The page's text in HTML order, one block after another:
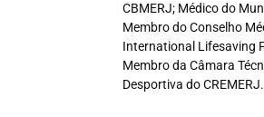
CBMERJ; Médico do
Membro do Conselho
International Lifesaving
Membro da Câmara
Desportiva do